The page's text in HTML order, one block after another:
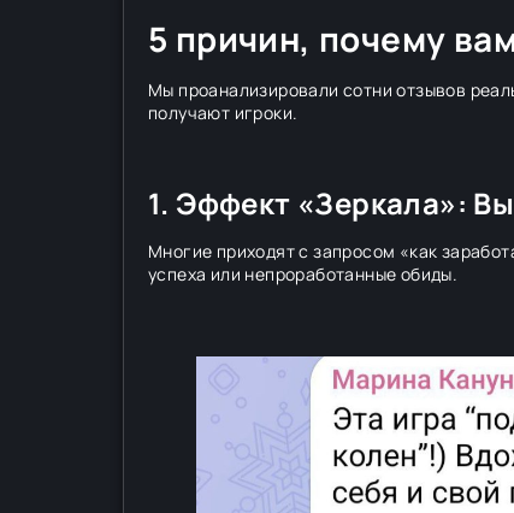
5 причин, почему
Мы проанализировали сотни отзывов
получают игроки.
1. Эффект «Зеркала»:
Многие приходят с запросом «как
успеха или непроработанные обиды.